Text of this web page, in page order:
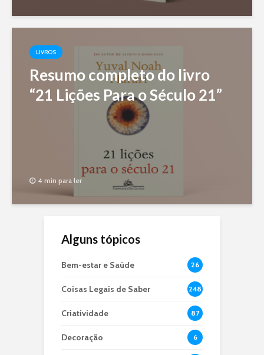
LIVROS
Resumo completo do livro
“21 Lições Para o Século 21”
4 min para ler
Alguns tópicos
Bem-estar e Saúde 26
Coisas Legais de Saber 248
Criatividade 87
Decoração 6